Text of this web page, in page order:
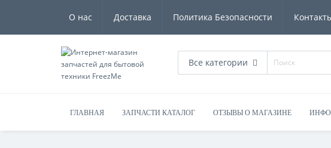
О нас Доставка Политика Безопасности
Все категории
ГЛАВНАЯ ЗАПЧАСТИ КАТАЛОГ ОТЗЫВЫ О МАГАЗИНЕ